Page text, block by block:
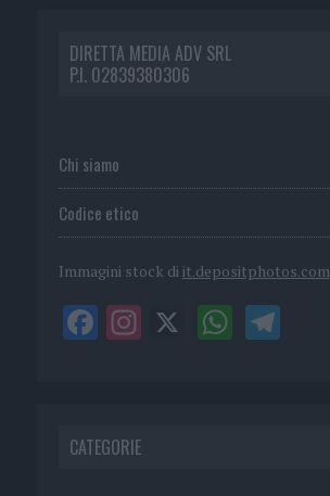
DIRETTA MEDIA ADV SRL
P.I. 02839380306
Chi siamo
Codice etico
Immagini stock di it.depositphotos.com
CATEGORIE